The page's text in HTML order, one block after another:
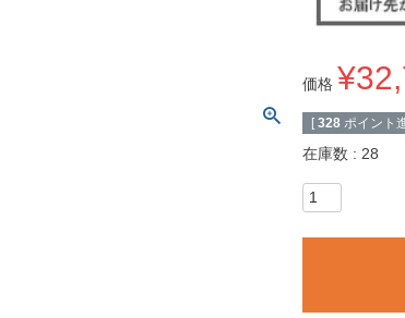
価格 ¥
[ 328 ポイント
在庫数 28